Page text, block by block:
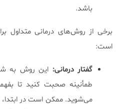
باشد.
برخی از روش‌های درمانی متداول
است:
گفتار درمانی: این روش به
طمأنینه صحبت کنید تا
می‌شوید. ممکن است در ابتدا،